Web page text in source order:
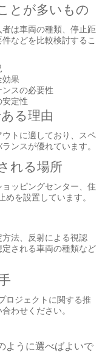
とが多いもの
は車両の種類、停止距
などを比較検討するこ
効果
スの必要性
定性
る理由
トに適しており、スペ
ンスが優れています。
れる場所
ッピングセンター、住
を設置しています。
法、反射による視認
される車両の種類など
ロジェクトに関する推
わせください。
ように選べばよいで